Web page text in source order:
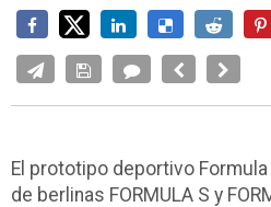
El prototipo deportivo
de berlinas FORMULA S y